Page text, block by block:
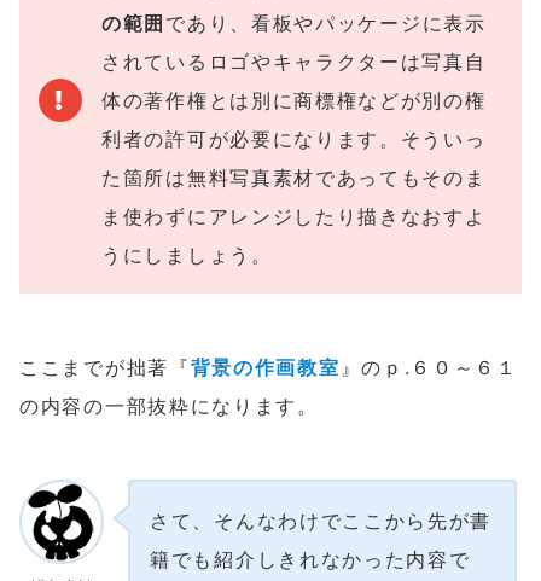
の範囲であり、看板やパッケージに表示
されているロゴやキャラクターは写真自
体の著作権とは別に商標権などが別の権
利者の許可が必要になります。そういっ
た箇所は無料写真素材であってもそのま
ま使わずにアレンジしたり描きなおすよ
うにしましょう。
ここまでが拙著『背景の作画教室』のｐ.６０～６１
の内容の一部抜粋になります。
さて、そんなわけでここから先が書
籍でも紹介しきれなかった内容で